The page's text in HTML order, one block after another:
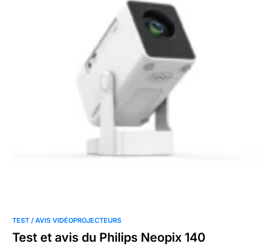
TEST / AVIS VIDÉOPROJECTEURS
Test et avis du Philips Neopix 140